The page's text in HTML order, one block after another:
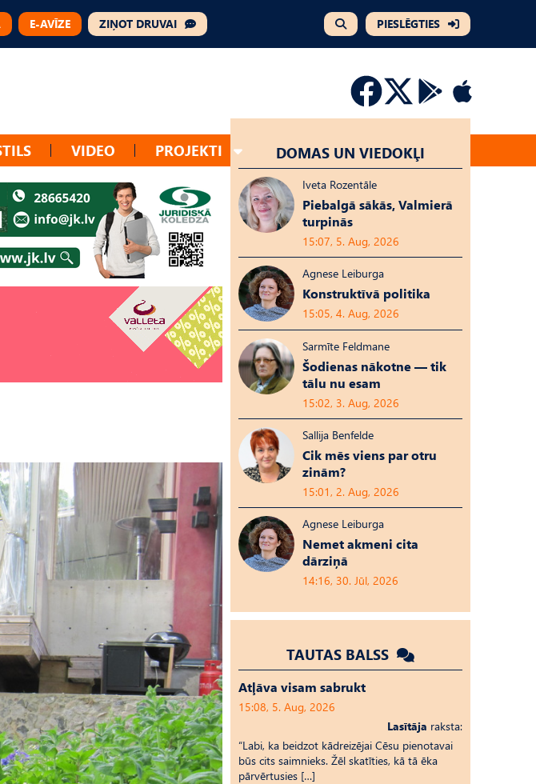
E-AVĪZE ZIŅOT DRUVAI PIESLĒGTIES
VIDEO PROJEKTI DOMAS UN VIEDOKĻI
Iveta Rozentāle
Piebalgā sākās, Valmierā
turpinās
15:07, 5. Aug, 2026
Agnese Leiburga
Konstruktīvā politika
15:05, 4. Aug, 2026
Sarmīte Feldmane
Šodienas nākotne — tik
tālu nu esam
15:02, 3. Aug, 2026
Sallija Benfelde
Cik mēs viens par otru
zinām?
15:01, 2. Aug, 2026
Agnese Leiburga
Nemet akmeni cita
dārziņā
14:16, 30. Jūl, 2026
TAUTAS BALSS
Atļāva visam sabrukt
15:08, 5. Aug, 2026
Lasītāja raksta:
“Labi, ka beidzot kādreizējai Cēsu pienotavai
būs cits saimnieks. Žēl skatīties, kā tā ēka
pārvērtusies […]